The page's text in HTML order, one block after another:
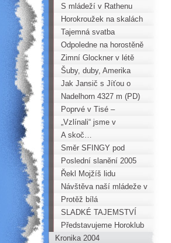
S mládeží v Rathenu
Horokroužek na skalách
Tajemná svatba
Odpoledne na horostěně
Zimní Glockner v létě
Šuby, duby, Amerika
Jak Jansič s Jíťou o
„Svatební spáru“ přišli!
Nadelhorn 4327 m (PD)
Poprvé v Tisé –
Burschlických stěnách
„Vzlínali“ jsme v
Anglickém Parčíku (Tisá)
A skoč…
Směr SFINGY pod
Měděncem..
Poslední slanění 2005
Řekl Mojžíš lidu
svému….
Návštěva naší mládeže v
Lezeckém centru
MAMUT
Protěž bílá
SLADKÉ TAJEMSTVÍ
Představujeme Horoklub
Chomutov
Kronika 2004